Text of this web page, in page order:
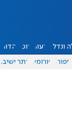
ונדל"ן דעות אוכל יהדות
ספורט פורומים אתר ישיבה